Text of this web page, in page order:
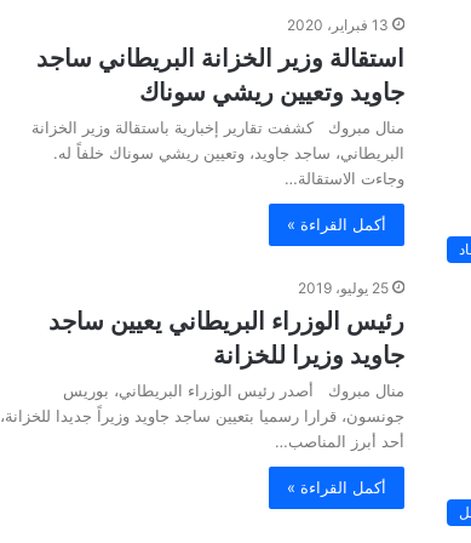
13 فبراير، 2020
استقالة وزير الخزانة البريطاني ساجد
جاويد وتعيين ريشي سوناك
منال مبروك كشفت تقارير إخبارية باستقالة وزير الخزانة
البريطاني، ساجد جاويد، وتعيين ريشي سوناك خلفاً له.
وجاءت الاستقالة…
أكمل القراءة »
25 يوليو، 2019
رئيس الوزراء البريطاني يعيين ساجد
جاويد وزيرا للخزانة
منال مبروك أصدر رئيس الوزراء البريطاني، بوريس
جونسون، قرارا رسميا بتعيين ساجد جاويد وزيراً جديدا للخزانة،
أحد أبرز المناصب…
أكمل القراءة »